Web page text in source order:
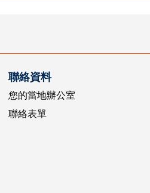
聯絡資料
您的當地辦公室
聯絡表單